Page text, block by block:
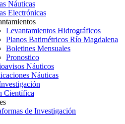
Náuticas
Electrónicas
Levantamientos Hidrográficos
Planos Batimétricos Río Magdalena
Boletines Mensuales
Pronostico
Náuticos
Náuticas
Científica
de Investigación